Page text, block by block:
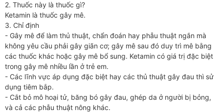
2. Thuốc này là thuốc gì?
Ketamin là thuốc gây mê.
3. Chỉ định
- Gây mê để làm thủ thuật, chẩn đoán hay phẫu thuật ngắn mà
không yêu cầu phải gây giãn cơ; gây mê sau đó duy trì mê bằng
các thuốc khác hoặc gây mê bổ sung. Ketamin có giá trị đặc biệt
trong gây mê nhiều lần ở trẻ em.
- Các lĩnh vực áp dụng đặc biệt hay các thủ thuật gây đau thì sử
dụng tiêm bắp.
- Cắt bỏ mô hoại tử, băng bó gây đau, ghép da ở người bị bỏng,
và cả các phẫu thuật nông khác.